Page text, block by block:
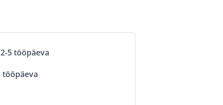
5 tööpäeva
tööpäeva